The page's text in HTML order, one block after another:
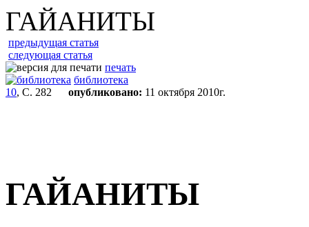
ГАЙАНИТЫ
предыдущая статья
следующая статья
печать
библиотека
10, С. 282 опубликовано: 11 октября 2010г.
ГАЙАНИТЫ